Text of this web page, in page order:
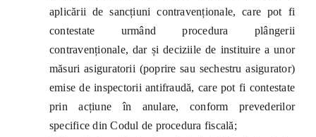
aplicării de sancțiuni contravenționale, care pot fi
contestate urmând procedura plângerii
contravenționale, dar și deciziile de instituire a unor
măsuri asiguratorii (poprire sau sechestru asigurator)
emise de inspectorii antifraudă, care pot fi contestate
prin acțiune în anulare, conform prevederilor
specifice din Codul de procedura fiscală;